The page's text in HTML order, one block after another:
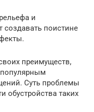
и
создавать поистине
преимуществ,
популярным
Суть проблемы
обустройства таких